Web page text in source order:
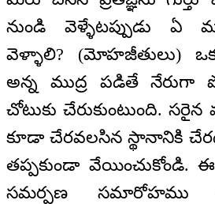
నుండి వెళ్ళేటప్పుడు ఏ
వెళ్ళాలి? (మోహజీతులు)
అన్న ముద్ర పడితే నేరుగా
చోటుకు చేరుకుంటుంది. సరైన
కూడా చేరవలసిన స్థానానికి
తప్పకుండా
సమర్పణ సమారోహము